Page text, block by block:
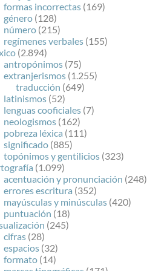
formas incorrectas (169)
género (128)
número (215)
regímenes verbales (155)
(2.894)
antropónimos (75)
extranjerismos (1.255)
traducción (649)
latinismos (52)
lenguas cooficiales (7)
neologismos (162)
pobreza léxica (111)
significado (885)
topónimos y gentilicios (323)
(1.099)
acentuación y pronunciación (248)
errores escritura (352)
mayúsculas y minúsculas (420)
puntuación (18)
(245)
cifras (28)
espacios (32)
formato (14)